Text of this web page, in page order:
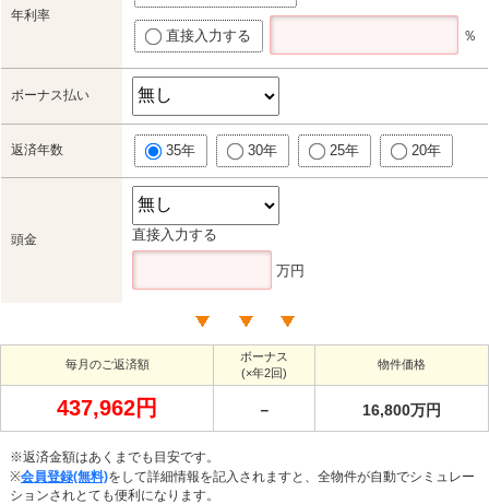
年利率
直接入力する ％
ボーナス払い
返済年数 35年 30年 25年 20年
頭金 直接入力する
万円
毎月のご返済額
ボーナス
(×年2回)
物件価格
437,962円 － 16,800万円
※返済金額はあくまでも目安です。
※会員登録(無料)をして詳細情報を記入されますと、全物件が自動でシミュレー
ションされとても便利になります。